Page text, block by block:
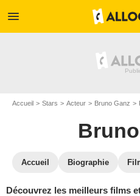
menu
Accueil Stars Acteur Bruno Ganz
Accueil Biographie
Découvrez les meilleurs films